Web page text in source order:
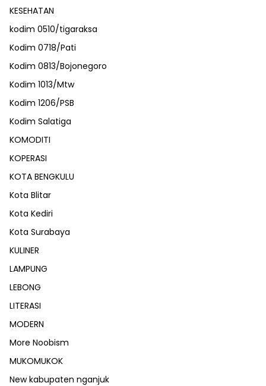
KESEHATAN
kodim 0510/tigaraksa
Kodim 0718/Pati
Kodim 0813/Bojonegoro
Kodim 1013/Mtw
Kodim 1206/PSB
Kodim Salatiga
KOMODITI
KOPERASI
KOTA BENGKULU
Kota Blitar
Kota Kediri
Kota Surabaya
KULINER
LAMPUNG
LEBONG
LITERASI
MODERN
More Noobism
MUKOMUKOK
New kabupaten nganjuk